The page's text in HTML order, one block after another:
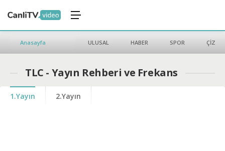
Anasayfa ULUSAL HABER SPOR ÇİZGİ
TLC - Yayın Rehberi ve Frekans
1.Yayın 2.Yayın